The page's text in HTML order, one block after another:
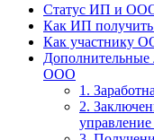
Статус ИП и
Как ИП получить
Как участнику
Дополнительные
ООО
1.
2.